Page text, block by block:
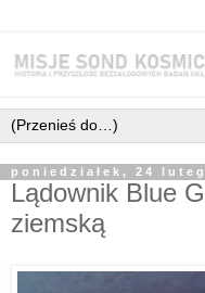
poniedziałek, 24
Lądownik Blue
ziemską